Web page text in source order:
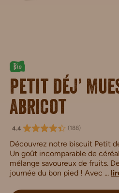
Bio
Petit déj’
Abricot
4.4 (188)
Découvrez notre biscuit Petit
Un goût incomparable de
mélange savoureux de fruits.
journée du bon pied ! Avec ...